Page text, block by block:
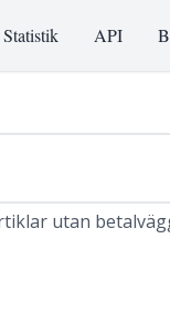
Statistik API
utan